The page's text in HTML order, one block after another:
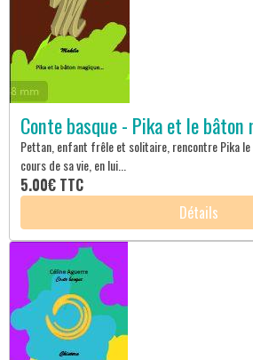
Pettan, enfant frêle et solitaire, rencontre Pika le
cours de sa vie, en lui...
5.00€ TTC
Détails